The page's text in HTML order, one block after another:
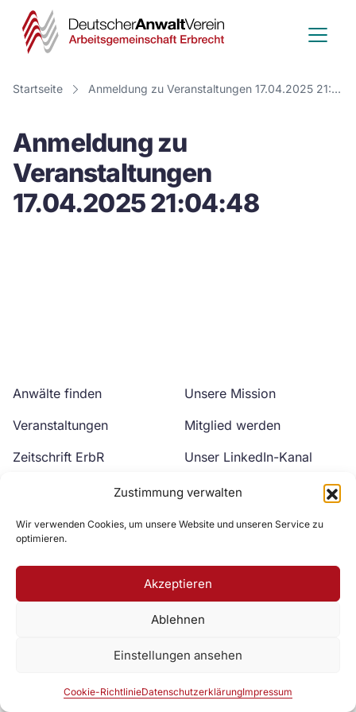
Zustimmung verwalten
Wir verwenden Cookies, um unsere Website und unseren Service zu
optimieren.
Akzeptieren
Ablehnen
Einstellungen ansehen
Cookie-RichtlinieDatenschutzerklärungImpressum
Deutscher
Anwalt
Verein
Startseite Anmeldung zu Veranstaltungen 17.04.2025 21:04:48
Anmeldung zu
Veranstaltungen
17.04.2025 21:04:48
Anwälte finden
Veranstaltungen
Zeitschrift ErbR
Unsere Mission
Mitglied werden
Unser LinkedIn-Kanal
Unser YouTube-Kanal
Zur DAV Webseite